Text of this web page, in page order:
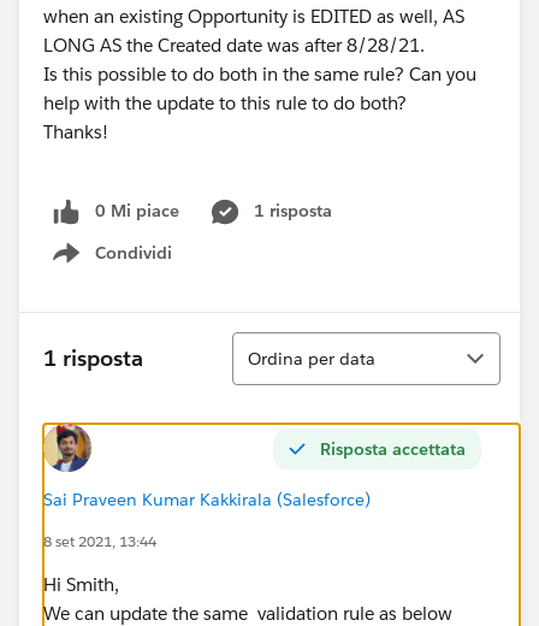
when an existing Opportunity is EDITED as well, AS
LONG AS the Created date was after 8/28/21.
Is this possible to do both in the same rule? Can you
help with the update to this rule to do both?
Thanks!
0 Mi piace
1 risposta
Condividi
Show menu
1 risposta
Ordina
Ordina per data
Risposta accettata
Sai Praveen Kumar Kakkirala (Salesforce)
8 set 2021, 13:44
Hi Smith,
We can update the same validation rule as below